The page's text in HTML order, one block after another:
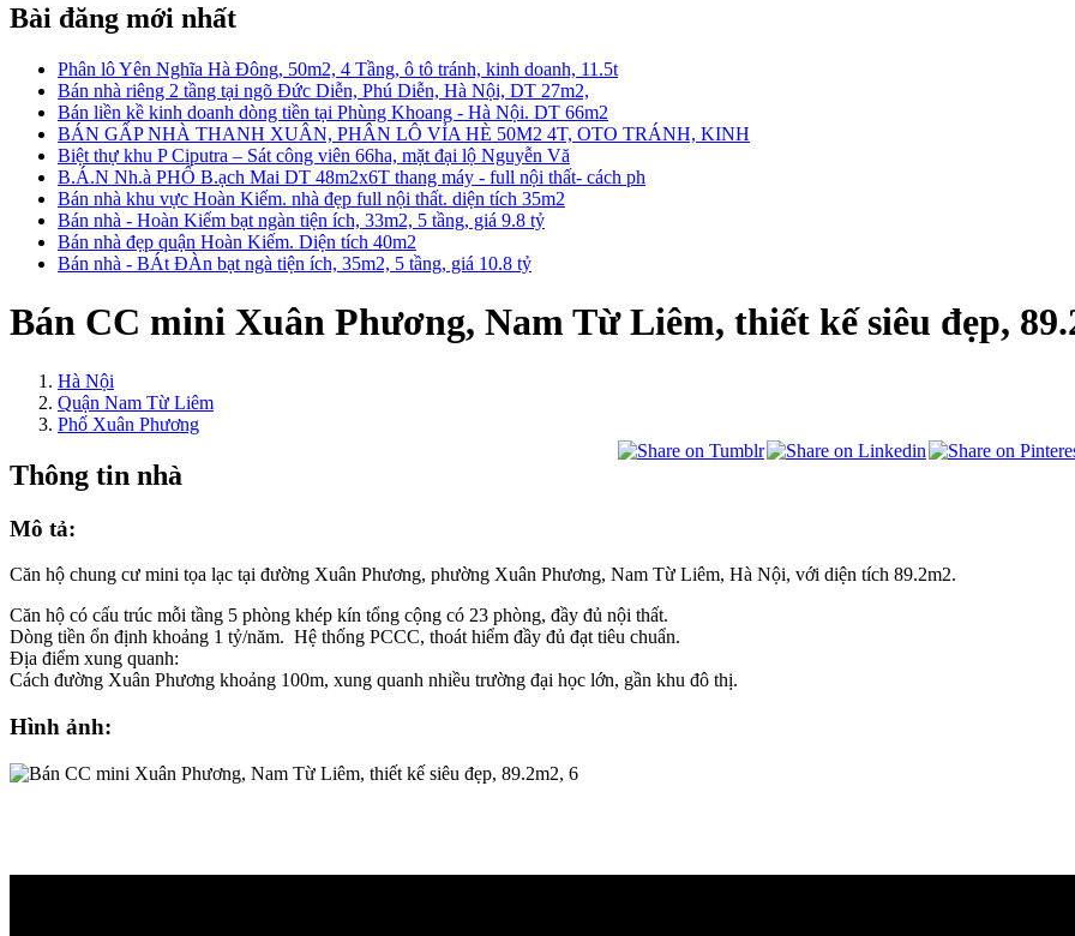
Bài đăng mới nhất
Phân lô Yên Nghĩa Hà Đông, 50m2, 4 Tầng, ô tô tránh, kinh doanh, 11.5t
Bán nhà riêng 2 tầng tại ngõ Đức Diễn, Phú Diễn, Hà Nội, DT 27m2,
Bán liền kề kinh doanh dòng tiền tại Phùng Khoang - Hà Nội. DT 66m2
BÁN GẤP NHÀ THANH XUÂN, PHÂN LÔ VỈA HÈ 50M2 4T, OTO TRÁNH, KINH
Biệt thự khu P Ciputra – Sát công viên 66ha, mặt đại lộ Nguyễn Vă
B.Á.N Nh.à PHỐ B.ạch Mai DT 48m2x6T thang máy - full nội thất- cách ph
Bán nhà khu vực Hoàn Kiếm. nhà đẹp full nội thất. diện tích 35m2
Bán nhà - Hoàn Kiếm bạt ngàn tiện ích, 33m2, 5 tầng, giá 9.8 tỷ
Bán nhà đẹp quận Hoàn Kiếm. Diện tích 40m2
Bán nhà - BÁt ĐÀn bạt ngà tiện ích, 35m2, 5 tầng, giá 10.8 tỷ
Bán CC mini Xuân Phương, Nam Từ Liêm, thiết kế siêu đẹp,
Hà Nội
Quận Nam Từ Liêm
Phố Xuân Phương
Thông tin nhà
Mô tả:
Căn hộ chung cư mini tọa lạc tại đường Xuân Phương, phường Xuân Phương, Nam Từ Liêm, Hà Nội, với diện tích 89.2m2.
Căn hộ có cấu trúc mỗi tầng 5 phòng khép kín tổng cộng có 23 phòng, đầy đủ nội thất.
Dòng tiền ổn định khoảng 1 tỷ/năm. Hệ thống PCCC, thoát hiểm đầy đủ đạt tiêu chuẩn.
Địa điểm xung quanh:
Cách đường Xuân Phương khoảng 100m, xung quanh nhiều trường đại học lớn, gần khu đô thị.
Hình ảnh: